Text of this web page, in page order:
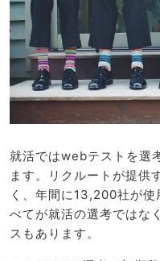
就活ではwebテストを選
ます。リクルートが提供
く、年間に13,200社が
べてが就活の選考ではな
スもあります。